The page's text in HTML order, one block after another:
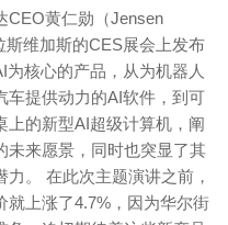
CEO黄仁勋（Jensen
斯维加斯的CES展会上发布
为核心的产品，从为机器人
车提供动力的AI软件，到可
上的新型AI超级计算机，阐
未来愿景，同时也突显了其
力。 在此次主题演讲之前，
就上涨了4.7%，因为华尔街